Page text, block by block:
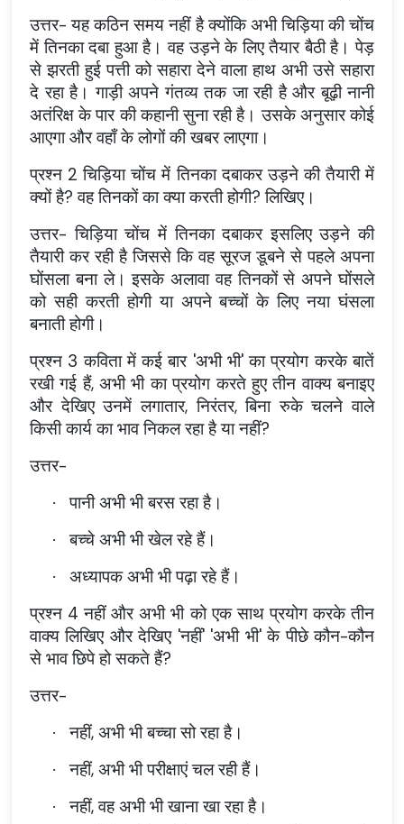
उत्तर- यह कठिन समय नहीं है क्योंकि अभी चिड़िया की चोंच
में तिनका दबा हुआ है। वह उड़ने के लिए तैयार बैठी है। पेड़
से झरती हुई पत्ती को सहारा देने वाला हाथ अभी उसे सहारा
दे रहा है। गाड़ी अपने गंतव्य तक जा रही है और बूढ़ी नानी
अतंरिक्ष के पार की कहानी सुना रही है। उसके अनुसार कोई
आएगा और वहाँ के लोगों की खबर लाएगा।
प्रश्न 2 चिड़िया चोंच में तिनका दबाकर उड़ने की तैयारी में
क्यों है? वह तिनकों का क्या करती होगी? लिखिए।
उत्तर- चिड़िया चोंच में तिनका दबाकर इसलिए उड़ने की
तैयारी कर रही है जिससे कि वह सूरज डूबने से पहले अपना
घोंसला बना ले। इसके अलावा वह तिनकों से अपने घोंसले
को सही करती होगी या अपने बच्चों के लिए नया घंसला
बनाती होगी।
प्रश्न 3 कविता में कई बार 'अभी भी' का प्रयोग करके बातें
रखी गई हैं, अभी भी का प्रयोग करते हुए तीन वाक्य बनाइए
और देखिए उनमें लगातार, निरंतर, बिना रुके चलने वाले
किसी कार्य का भाव निकल रहा है या नहीं?
उत्तर-
· पानी अभी भी बरस रहा है।
· बच्चे अभी भी खेल रहे हैं।
·
अध्यापक अभी भी पढ़ा रहे हैं।
प्रश्न 4 नहीं और अभी भी को एक साथ प्रयोग करके तीन
वाक्य लिखिए और देखिए 'नहीं' 'अभी भी' के पीछे कौन-कौन
से भाव छिपे हो सकते हैं?
उत्तर-
· नहीं, अभी भी बच्चा सो रहा है।
· नहीं, अभी भी परीक्षाएं चल रही हैं।
· नहीं, वह अभी भी खाना खा रहा है।